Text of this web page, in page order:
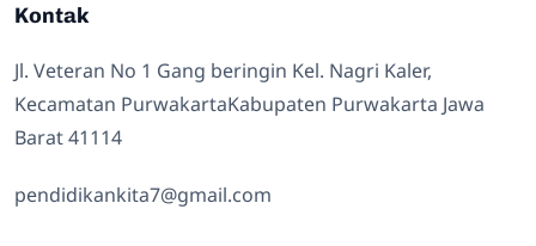
Kontak
Jl. Veteran No 1 Gang beringin Kel. Nagri Kaler,
Kecamatan PurwakartaKabupaten Purwakarta Jawa
Barat 41114
pendidikankita7@gmail.com